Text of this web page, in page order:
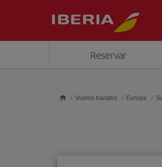
Reservar
Vuelos baratos Europa